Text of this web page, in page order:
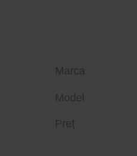
Marca
Model
Preț